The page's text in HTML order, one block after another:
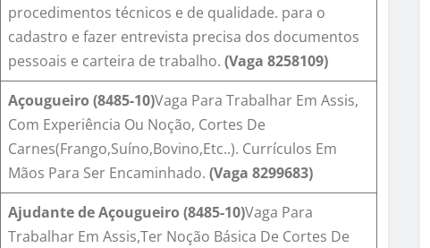
procedimentos técnicos e de qualidade. para o
cadastro e fazer entrevista precisa dos documentos
pessoais e carteira de trabalho. (Vaga 8258109)
Açougueiro (8485-10)Vaga Para Trabalhar Em Assis,
Com Experiência Ou Noção, Cortes De
Carnes(Frango,Suíno,Bovino,Etc..). Currículos Em
Mãos Para Ser Encaminhado. (Vaga 8299683)
Ajudante de Açougueiro (8485-10)Vaga Para
Trabalhar Em Assis,Ter Noção Básica De Cortes De